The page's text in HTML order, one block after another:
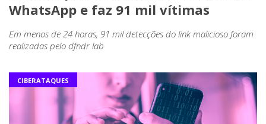
WhatsApp e faz 91 mil vítimas
Em menos de 24 horas, 91 mil detecções do link malicioso foram
realizadas pelo dfndr lab
CIBERATAQUES